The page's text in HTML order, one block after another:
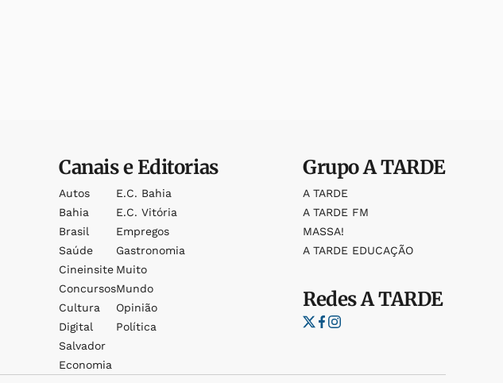
Canais e Editorias
Autos
Bahia
Brasil
Saúde
Cineinsite
Concursos
Cultura
Digital
Salvador
Economia
E.c. Bahia
E.c. Vitória
Empregos
Gastronomia
Muito
Mundo
Opinião
Política
GrupoA TARDE
A TARDE
A TARDE FM
MASSA!
A TARDE EDUCAÇÃO
RedesA TARDE